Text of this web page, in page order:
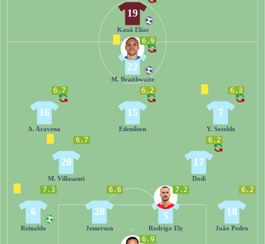
19
Kauã Elias
6.9
7.3
6
Reinaldo
6.6
28
Jemerson
7.2
5
Rodrigo Ely
6.2
18
João Pedro
6.7
20
M. Villasanti
6.2
17
Dodi
6.7
16
A. Aravena
6.2
15
Edenílson
6.3
7
Y. Soteldo
6.9
22
M. Braithwaite